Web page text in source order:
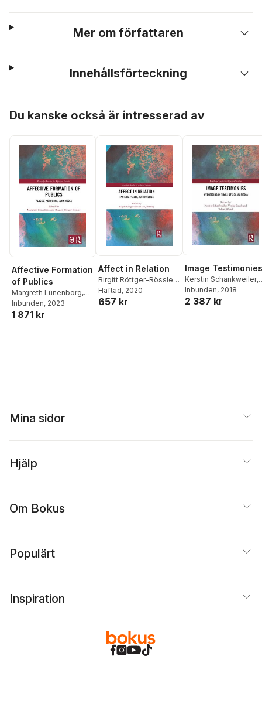
Mer om författaren
Innehållsförteckning
Du kanske också är intresserad av
Affective Formation
of Publics
Margreth Lünenborg,
Birgitt Röttger-Rössler
Inbunden, 2023
1 871 kr
Affect in Relation
Birgitt Röttger-Rössler ,
Jan Slaby
Häftad, 2020
657 kr
Image Testimonies
Kerstin Schankweiler,
Verena Straub,
Wendl
Inbunden, 2018
2 387 kr
Mina sidor
Hjälp
Om Bokus
Populärt
Inspiration